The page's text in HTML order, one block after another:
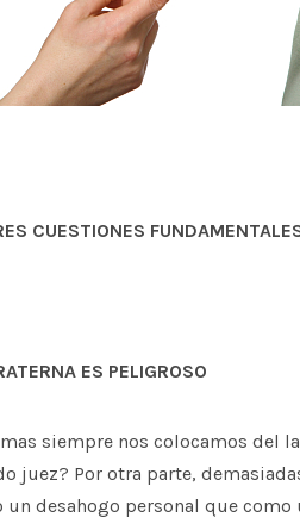
CUESTIONES
ES PELIGROSO
siempre nos colocamos del
juez? Por otra parte,
desahogo personal que